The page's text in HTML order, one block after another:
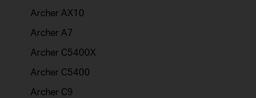
Archer AX10
Archer A7
Archer C5400X
Archer C5400
Archer C9